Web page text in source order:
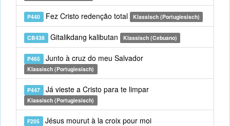
P440 Fez Cristo redenção total Klassisch (Portugiesisch)
CB438 Gitalikdang kalibutan Klassisch (Cebuano)
P465 Junto à cruz do meu Salvador
Klassisch (Portugiesisch)
P447 Já vieste a Cristo para te limpar
Klassisch (Portugiesisch)
F205 Jésus mourut à la croix pour moi